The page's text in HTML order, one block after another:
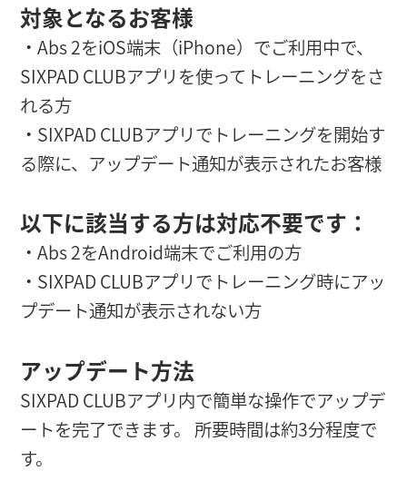
対象となるお客様
・Abs 2をiOS端末（iPhone）でご利用中で、
SIXPAD CLUBアプリを使ってトレーニングをさ
れる方
・SIXPAD CLUBアプリでトレーニングを開始す
る際に、アップデート通知が表示されたお客様
以下に該当する方は対応不要です：
・Abs 2をAndroid端末でご利用の方
・SIXPAD CLUBアプリでトレーニング時にアッ
プデート通知が表示されない方
アップデート方法
SIXPAD CLUBアプリ内で簡単な操作でアップデ
ートを完了できます。 所要時間は約3分程度で
す。